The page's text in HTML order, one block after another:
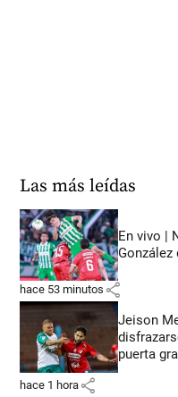
Las más leídas
En vivo |
hace 53 minutos share
Jeison
puerta
hace 1 hora share